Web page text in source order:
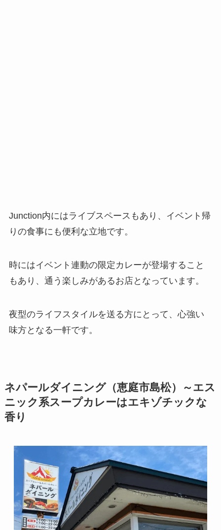
Junction内にはライブスペースもあり、イベント帰
りの食事にも便利な立地です。
時にはイベント連動の限定カレーが登場すること
もあり、通う楽しみがあるお店となっています。
夜型のライフスタイルを送る方にとって、心強い
味方となる一軒です。
ネパールダイニング（恵庭市島松）～エス
ニック系スープカレーはエキゾチックな
香り